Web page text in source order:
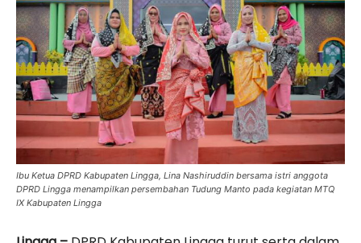
Ibu Ketua DPRD Kabupaten Lingga, Lina Nashiruddin bersama istri anggota
DPRD Lingga menampilkan persembahan Tudung Manto pada kegiatan MTQ
IX Kabupaten Lingga